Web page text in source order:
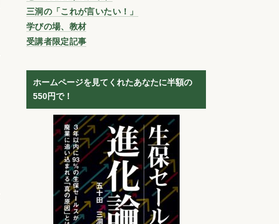
三洞の「これが言いたい！」
学びの場、教材
受講者限定記事
ホームページを見てくれたあなたに半額の
550円で！